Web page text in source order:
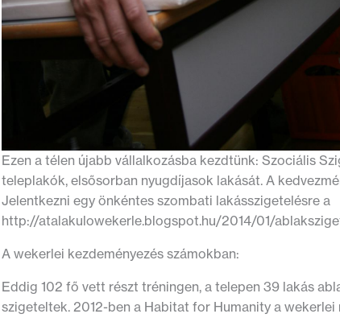
Ezen a télen újabb vállalkozásba kezdtünk: Szociális
teleplakók, elsősorban nyugdíjasok lakását. A
Jelentkezni egy önkéntes szombati lakásszigetelésre a
http://atalakulowekerle.blogspot.hu/2014/01/
A wekerlei kezdeményezés számokban:
Eddig 102 fő vett részt tréningen, a telepen 39 lakás
szigeteltek. 2012-ben a Habitat for Humanity a